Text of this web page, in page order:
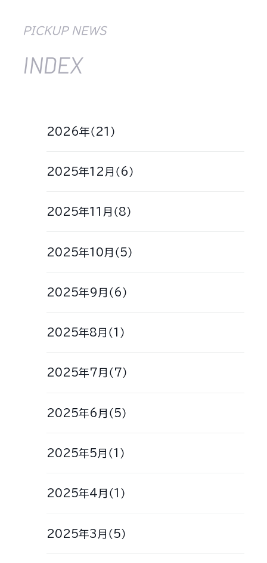
PICKUP NEWS
INDEX
2026年（21）
2025年12月（6）
2025年11月（8）
2025年10月（5）
2025年9月（6）
2025年8月（1）
2025年7月（7）
2025年6月（5）
2025年5月（1）
2025年4月（1）
2025年3月（5）